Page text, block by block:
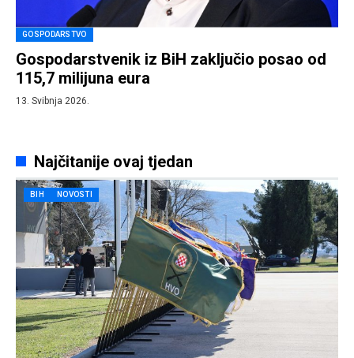
GOSPODARSTVO
Gospodarstvenik iz BiH zaključio posao od
115,7 milijuna eura
13. Svibnja 2026.
Najčitanije ovaj tjedan
BIH NOVOSTI